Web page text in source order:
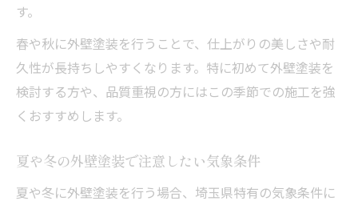
す。
春や秋に外壁塗装を行うことで、仕上がりの美しさや耐
久性が長持ちしやすくなります。特に初めて外壁塗装を
検討する方や、品質重視の方にはこの季節での施工を強
くおすすめします。
夏や冬の外壁塗装で注意したい気象条件
夏や冬に外壁塗装を行う場合、埼玉県特有の気象条件に